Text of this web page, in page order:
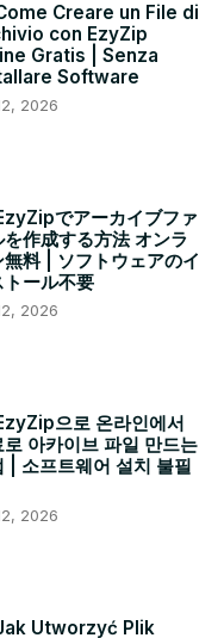
Creare un File di
con EzyZip
Gratis | Senza
Software
2026
でアーカイブファ
を作成する方法 オンラ
無料 | ソフトウェアのイ
トール不要
2026
으로 온라인에서
로 아카이브 파일 만드는
| 소프트웨어 설치 불필
2026
Utworzyć Plik